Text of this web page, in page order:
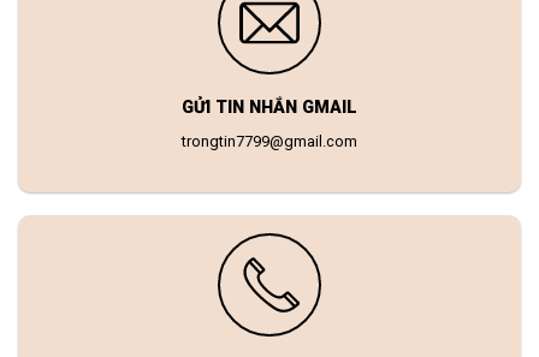
GỬI TIN NHẮN GMAIL
trongtin7799@gmail.com